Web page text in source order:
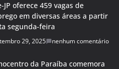
JP oferece 459 vagas de
em diversas áreas a partir
segunda-feira
29, 2025 nenhum comentário
da Paraíba comemora